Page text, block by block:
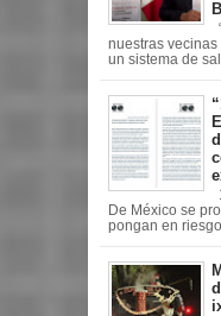
nuestras
un sistema de
De México se
pongan en riesgo